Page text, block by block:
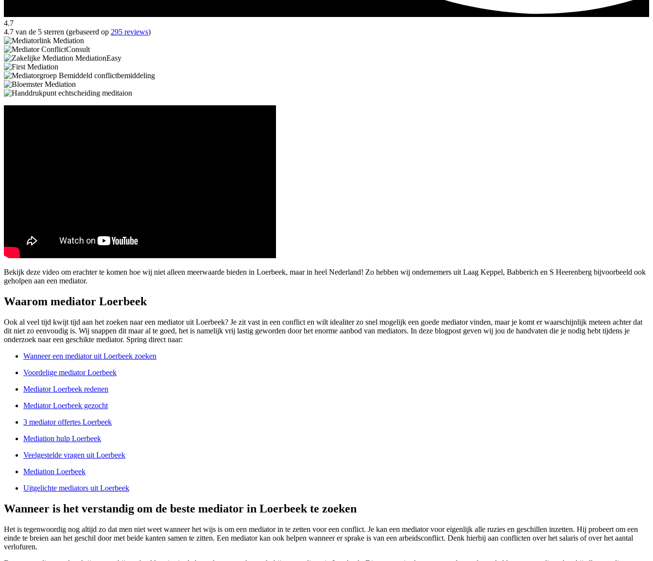
4.7
4.7 van de 5 sterren (gebaseerd op 295 reviews)
Bekijk deze video om erachter te komen hoe wij niet alleen meerwaarde bieden in Loerbeek, maar in heel Nederland! Zo hebben wij ondernemers uit Laag Keppel, Babberich en S Heerenberg bijvoorbeeld ook
geholpen aan een mediator.
Waarom mediator Loerbeek
Ook al veel tijd kwijt tijd aan het zoeken naar een mediator uit Loerbeek? Je zit vast in een conflict en wilt idealiter zo snel mogelijk een goede mediator vinden, maar je komt er waarschijnlijk meteen achter dat
dit niet zo eenvoudig is. Wij snappen dit maar al te goed, het is namelijk vrij lastig geworden door het enorme aanbod van mediators. In deze blogpost geven wij jou de handvaten die je nodig hebt tijdens je
onderzoek naar een geschikte mediator. Spring direct naar:
Wanneer een mediator uit Loerbeek zoeken
Voordelige mediator Loerbeek
Mediator Loerbeek redenen
Mediator Loerbeek gezocht
3 mediator offertes Loerbeek
Mediation hulp Loerbeek
Veelgestelde vragen uit Loerbeek
Mediation Loerbeek
Uitgelichte mediators uit Loerbeek
Wanneer is het verstandig om de beste mediator in Loerbeek te zoeken
Het is tegenwoordig nog altijd zo dat men niet weet wanneer het wijs is om een mediator in te zetten voor een conflict. Je kan een mediator voor eigenlijk alle ruzies en geschillen inzetten. Hij probeert om een
einde te breien aan het geschil door met beide kanten samen te zitten. Een mediator kan ook helpen wanneer er sprake is van een arbeidsconflict. Denk hierbij aan conflicten over het salaris of over het aantal
verlofuren.